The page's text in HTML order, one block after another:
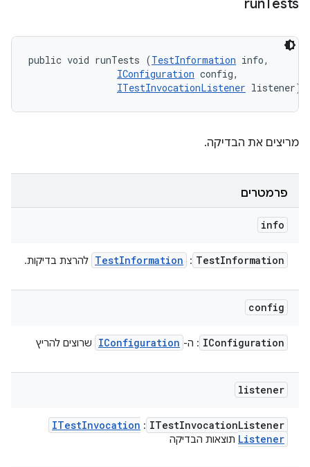
runTests
public void runTests (TestInformation info,
IConfiguration config,
ITestInvocationListener listener)
מריצים את הבדיקה.
פרמטרים
info
TestInformation
:
TestInformation להרצת בדיקות.
config
IConfiguration : ה- IConfiguration שרוצים להריץ
listener
ITestInvocationListener
:
ITestInvocation
Listener תוצאות הבדיקה